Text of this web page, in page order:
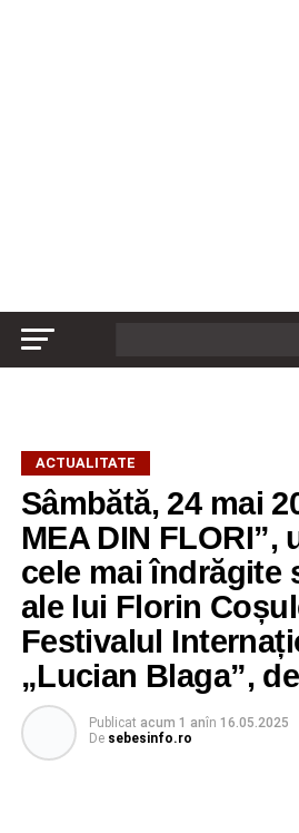
ACTUALITATE
Sâmbătă, 24 mai
MEA DIN FLORI”,
cele mai îndrăgite
ale lui Florin
Festivalul
„Lucian Blaga”,
Publicat acum 1 anîn 16.05.2025
De sebesinfo.ro